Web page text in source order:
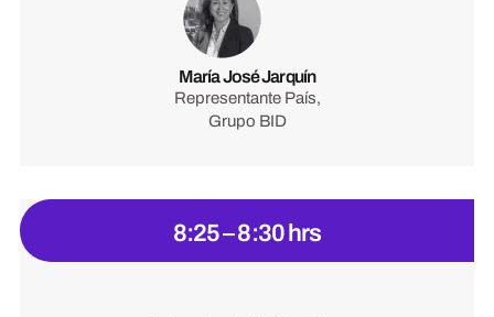
María José Jarquín
Representante País,
Grupo BID
8:25 – 8:30 hrs